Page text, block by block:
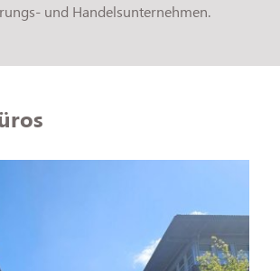
und Handelsunternehmen.